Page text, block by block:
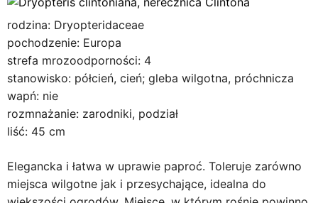
rodzina: Dryopteridaceae
pochodzenie: Europa
strefa mrozoodporności: 4
stanowisko: półcień, cień; gleba wilgotna, próchnicza
wapń: nie
rozmnażanie: zarodniki, podział
liść: 45 cm
Elegancka i łatwa w uprawie paproć. Toleruje zarówno
miejsca wilgotne jak i przesychające, idealna do